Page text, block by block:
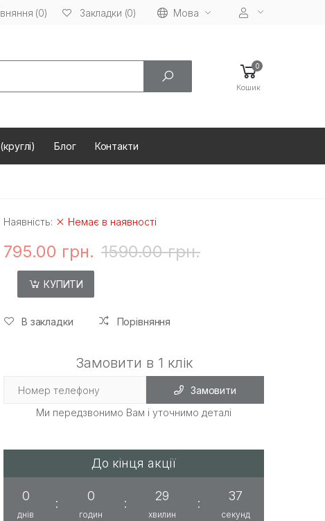
(0) Закладки (0) Мова
0
Кошик
Блог Контакти
Наявність: Немає в наявності
795.00 грн. 1590.00 грн.
КУПИТИ
В закладки Порівняння
Замовити в 1 клік
Замовити
Ми передзвонимо Вам і уточнимо деталі
До кінця акції
0
днів
:
0
годин
:
29
хвилин
:
36
секунд